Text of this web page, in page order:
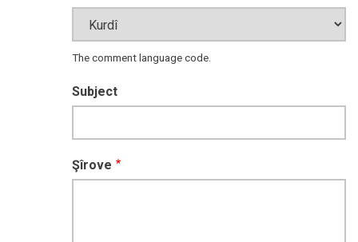
The comment language code.
Subject
Şîrove